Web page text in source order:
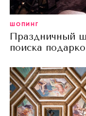
ШОПИНГ
Праздничный
поиска